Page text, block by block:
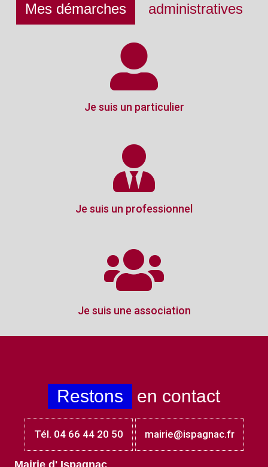
Mes démarches administratives
Je suis un particulier
Je suis un professionnel
Je suis une association
Restons en contact
Tél. 04 66 44 20 50 mairie@ispagnac.fr
Mairie d' Ispagnac